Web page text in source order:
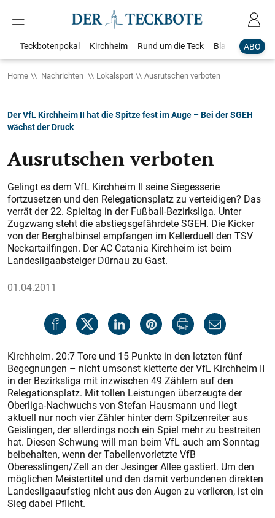
ABO
Teckbotenpokal Kirchheim Rund um die Teck Blaulicht
Home Nachrichten Lokalsport Ausrutschen verboten
Der VfL Kirchheim II hat die Spitze fest im Auge – Bei der SGEH
wächst der Druck
Ausrutschen verboten
Gelingt es dem VfL Kirchheim II seine Siegesserie
fortzusetzen und den Relegationsplatz zu verteidigen? Das
verrät der 22. Spieltag in der Fußball-Bezirksliga. Unter
Zugzwang steht die abstiegsgefährdete SGEH. Die Kicker
von der Berghalbinsel empfangen im Kellerduell den TSV
Neckartailfingen. Der AC Catania Kirchheim ist beim
Landesliga­absteiger Dürnau zu Gast.
01.04.2011
Kirchheim. 20:7 Tore und 15 Punkte in den letzten fünf
Begegnungen – nicht umsonst kletterte der VfL Kirchheim II
in der Bezirksliga mit inzwischen 49 Zählern auf den
Relegationsplatz. Mit tollen Leistungen überzeugte der
Oberliga-Nachwuchs von Stefan Hausmann und liegt
aktuell nur noch vier Zähler hinter dem Spitzenreiter aus
Geislingen, der allerdings noch ein Spiel mehr zu bestreiten
hat. Diesen Schwung will man beim VfL auch am Sonntag
beibehalten, wenn der Tabellenvorletzte VfB
Oberesslingen/Zell an der Jesinger Allee gas­tiert. Um den
möglichen Meistertitel und den damit verbundenen direk­ten
Landesligaaufstieg nicht aus den Augen zu verlieren, ist ein
Sieg dabei Pflicht.